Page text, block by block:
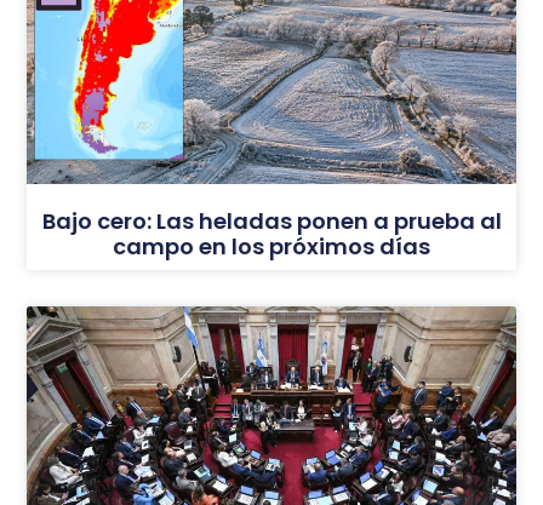
Bajo cero: Las heladas ponen a prueba al
campo en los próximos días